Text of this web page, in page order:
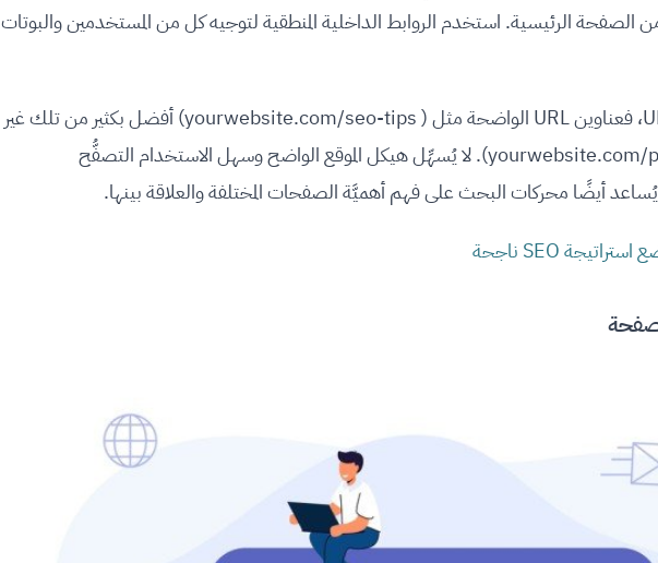
الصفحة الرئيسية. استخدم الروابط الداخلية المنطقية لتوجيه كل من المستخدمين والبوتات
لا تنسَ أيضًا بنية عنوان URL، فعناوين URL الواضحة مثل ( yourwebsite.com/seo-tips) أفضل بكثير من تلك غير
المُرتَّبة مثل (yourwebsite.com/page?id=123). لا يُسهِّل هيكل الموقع الواضح وسهل الاستخدام التصفُّح
أيضًا محركات البحث على فهم أهميَّة الصفحات المختلفة والعلاقة بينها.